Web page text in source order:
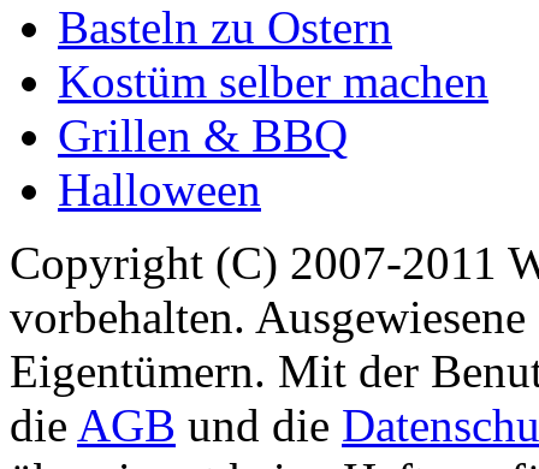
Basteln zu Ostern
Kostüm selber machen
Grillen & BBQ
Halloween
Copyright (C) 2007-2011
vorbehalten.
Eigentümern. Mit der
die AGB und die